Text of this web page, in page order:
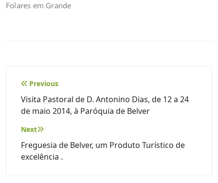
Folares em Grande
Navegação
de
artigos
Previous
Visita Pastoral de D. Antonino Dias, de 12 a 24
de maio 2014, à Paróquia de Belver
Next
Freguesia de Belver, um Produto Turístico de
excelência .